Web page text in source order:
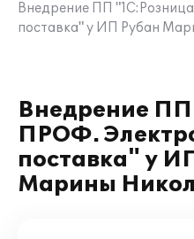
Внедрение ПП
поставка" у ИП Рубан
Внедрение
ПРОФ.
поставка" у
Марины